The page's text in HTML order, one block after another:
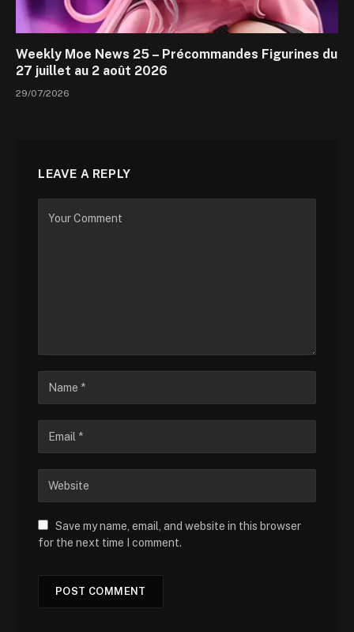
Weekly Moe News 25 – Précommandes Figurines du
27 juillet au 2 août 2026
29/07/2026
LEAVE A REPLY
Save my name, email, and website in this browser
for the next time I comment.